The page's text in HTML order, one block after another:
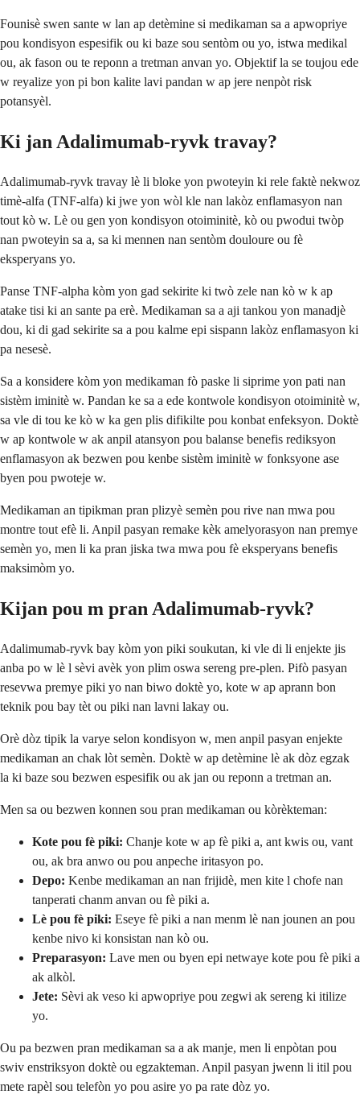
Founisè swen sante w lan ap detèmine si medikaman sa a apwopriye
pou kondisyon espesifik ou ki baze sou sentòm ou yo, istwa medikal
ou, ak fason ou te reponn a tretman anvan yo. Objektif la se toujou ede
w reyalize yon pi bon kalite lavi pandan w ap jere nenpòt risk
potansyèl.
Ki jan Adalimumab-ryvk travay?
Adalimumab-ryvk travay lè li bloke yon pwoteyin ki rele faktè nekwoz
timè-alfa (TNF-alfa) ki jwe yon wòl kle nan lakòz enflamasyon nan
tout kò w. Lè ou gen yon kondisyon otoiminitè, kò ou pwodui twòp
nan pwoteyin sa a, sa ki mennen nan sentòm douloure ou fè
eksperyans yo.
Panse TNF-alpha kòm yon gad sekirite ki twò zele nan kò w k ap
atake tisi ki an sante pa erè. Medikaman sa a aji tankou yon manadjè
dou, ki di gad sekirite sa a pou kalme epi sispann lakòz enflamasyon ki
pa nesesè.
Sa a konsidere kòm yon medikaman fò paske li siprime yon pati nan
sistèm iminitè w. Pandan ke sa a ede kontwole kondisyon otoiminitè w,
sa vle di tou ke kò w ka gen plis difikilte pou konbat enfeksyon. Doktè
w ap kontwole w ak anpil atansyon pou balanse benefis rediksyon
enflamasyon ak bezwen pou kenbe sistèm iminitè w fonksyone ase
byen pou pwoteje w.
Medikaman an tipikman pran plizyè semèn pou rive nan mwa pou
montre tout efè li. Anpil pasyan remake kèk amelyorasyon nan premye
semèn yo, men li ka pran jiska twa mwa pou fè eksperyans benefis
maksimòm yo.
Kijan pou m pran Adalimumab-ryvk?
Adalimumab-ryvk bay kòm yon piki soukutan, ki vle di li enjekte jis
anba po w lè l sèvi avèk yon plim oswa sereng pre-plen. Pifò pasyan
resevwa premye piki yo nan biwo doktè yo, kote w ap aprann bon
teknik pou bay tèt ou piki nan lavni lakay ou.
Orè dòz tipik la varye selon kondisyon w, men anpil pasyan enjekte
medikaman an chak lòt semèn. Doktè w ap detèmine lè ak dòz egzak
la ki baze sou bezwen espesifik ou ak jan ou reponn a tretman an.
Men sa ou bezwen konnen sou pran medikaman ou kòrèkteman:
Kote pou fè piki: Chanje kote w ap fè piki a, ant kwis ou, vant
ou, ak bra anwo ou pou anpeche iritasyon po.
Depo: Kenbe medikaman an nan frijidè, men kite l chofe nan
tanperati chanm anvan ou fè piki a.
Lè pou fè piki: Eseye fè piki a nan menm lè nan jounen an pou
kenbe nivo ki konsistan nan kò ou.
Preparasyon: Lave men ou byen epi netwaye kote pou fè piki a
ak alkòl.
Jete: Sèvi ak veso ki apwopriye pou zegwi ak sereng ki itilize
yo.
Ou pa bezwen pran medikaman sa a ak manje, men li enpòtan pou
swiv enstriksyon doktè ou egzakteman. Anpil pasyan jwenn li itil pou
mete rapèl sou telefòn yo pou asire yo pa rate dòz yo.